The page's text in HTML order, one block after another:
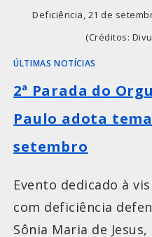
Deficiência, 21 de
(Créditos:
ÚLTIMAS NOTÍCIAS
2ª Parada do
Paulo adota
setembro
Evento dedicado à
com deficiência
Sônia Maria de